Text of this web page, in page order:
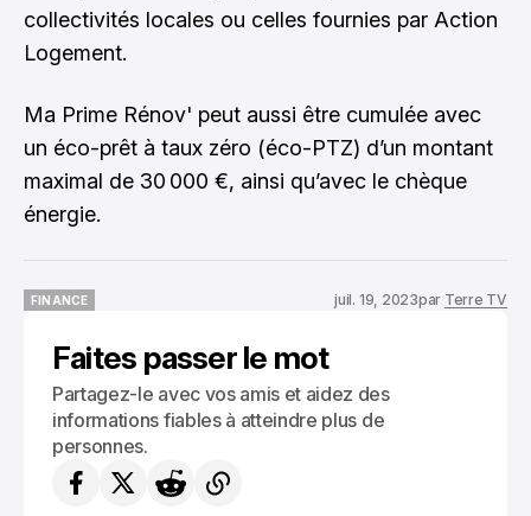
collectivités locales ou celles fournies par Action
Logement.
Ma Prime Rénov' peut aussi être cumulée avec
un éco-prêt à taux zéro (éco-PTZ) d’un montant
maximal de 30 000 €, ainsi qu’avec le chèque
énergie.
FINANCE
juil. 19, 2023par Terre TV
Faites passer le mot
Partagez-le avec vos amis et aidez des
informations fiables à atteindre plus de
personnes.